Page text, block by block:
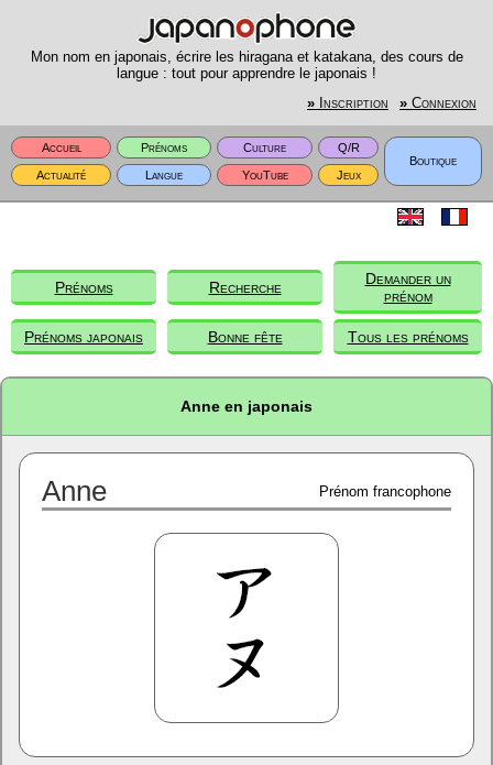
Mon nom en japonais, écrire les hiragana et katakana, des cours de
langue : tout pour apprendre le japonais !
» Inscription » Connexion
Accueil Prénoms Culture
Q/R
Boutique
Actualité
Langue YouTube Jeux
Prénoms Recherche
Demander un
prénom
Prénoms japonais Bonne fête Tous les prénoms
Anne en japonais
Anne Prénom francophone